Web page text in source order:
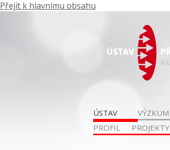
Přejít k hlavnímu obsahu
ÚSTAV VÝZKUM
PROFIL
PROJEKTY